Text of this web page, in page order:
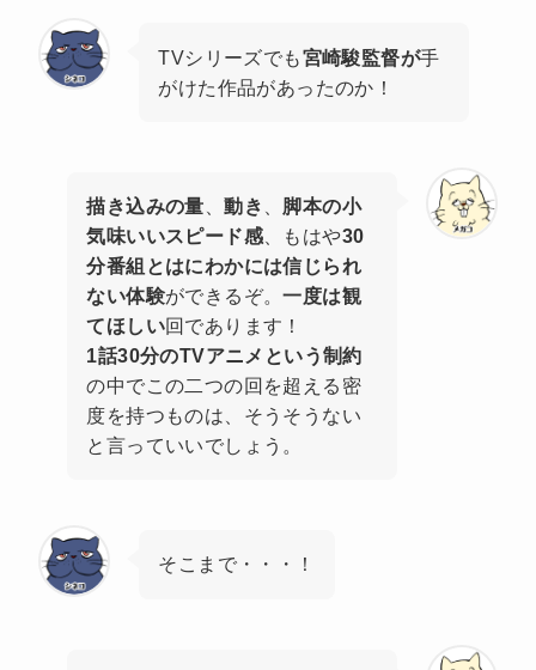
TVシリーズでも宮崎駿監督が手
がけた作品があったのか！
描き込みの量 、動き
脚本の小
気味いいスピード感 、もはや30
分番組とはにわかには信じられ
ない体験ができるぞ。一度は観
てほしい回であります！
1話30分のTVアニメという制約
の中でこの二つの回を超える密
度を持つものは、そうそうない
と言っていいでしょう。
そこまで・・・！